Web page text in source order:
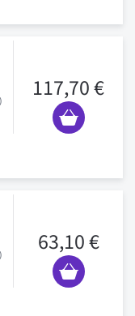
117,70 €
63,10 €